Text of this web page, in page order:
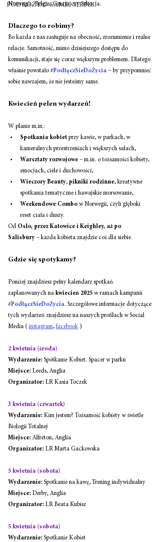
PODRÓŻ DO SAMEJ SIEBIE
Norwegia, Belgia, Grecja czy Szkocja.
Dlaczego to robimy?
Bo każda z nas zasługuje na obecność, zrozumienie i realne
relacje. Samotność, mimo dzisiejszego dostępu do
komunikacji, staje się coraz większym problemem. Dlatego
właśnie powstało #PodłączSieDoŻycia – by przypomnieć
sobie nawzajem, że nie jesteśmy same.
Kwiecień pełen wydarzeń!
W planie m.in.:
Spotkania kobiet przy kawie, w parkach, w
kameralnych przestrzeniach i większych salach,
Warsztaty rozwojowe – m.in. o tożsamości kobiety,
emocjach, ciele i duchowości,
Wieczory Beauty, pikniki rodzinne, kreatywne
spotkania tematyczne i hawajskie morsowanie,
Weekendowe Combo w Norwegii, czyli głęboki
reset ciała i duszy.
Od Oslo, przez Katowice i Keighley, aż po
Salisbury – każda kobieta znajdzie coś dla siebie.
Gdzie się spotykamy?
Poniżej znajdziesz pełny kalendarz spotkań
zaplanowanych na kwiecień 2025 w ramach kampanii
#PodłączSieDoŻycia. Szczegółowe informacje dotyczące
tych wydarzeń znajdziesz na naszych profilach w Social
Media ( instagram, facebook )
2 kwietnia (środa)
Wydarzenie: Spotkanie Kobiet. Spacer w parku
Miejsce: Leeds, Anglia
Organizator: LR Kasia Toczek
3 kwietnia (czwartek)
Wydarzenie: Kim jestem? Tożsamość kobiety w świetle
Biologii Totalnej
Miejsce: Alfreton, Anglia
Organizator: LR Marta Gackowska
5 kwietnia (sobota)
Wydarzenie: Spotkanie na kawę, Trening indywidualny
Miejsce: Derby, Anglia
Organizator: LR Beata Kubisz
5 kwietnia (sobota)
Wydarzenie: Spotkanie Kobiet